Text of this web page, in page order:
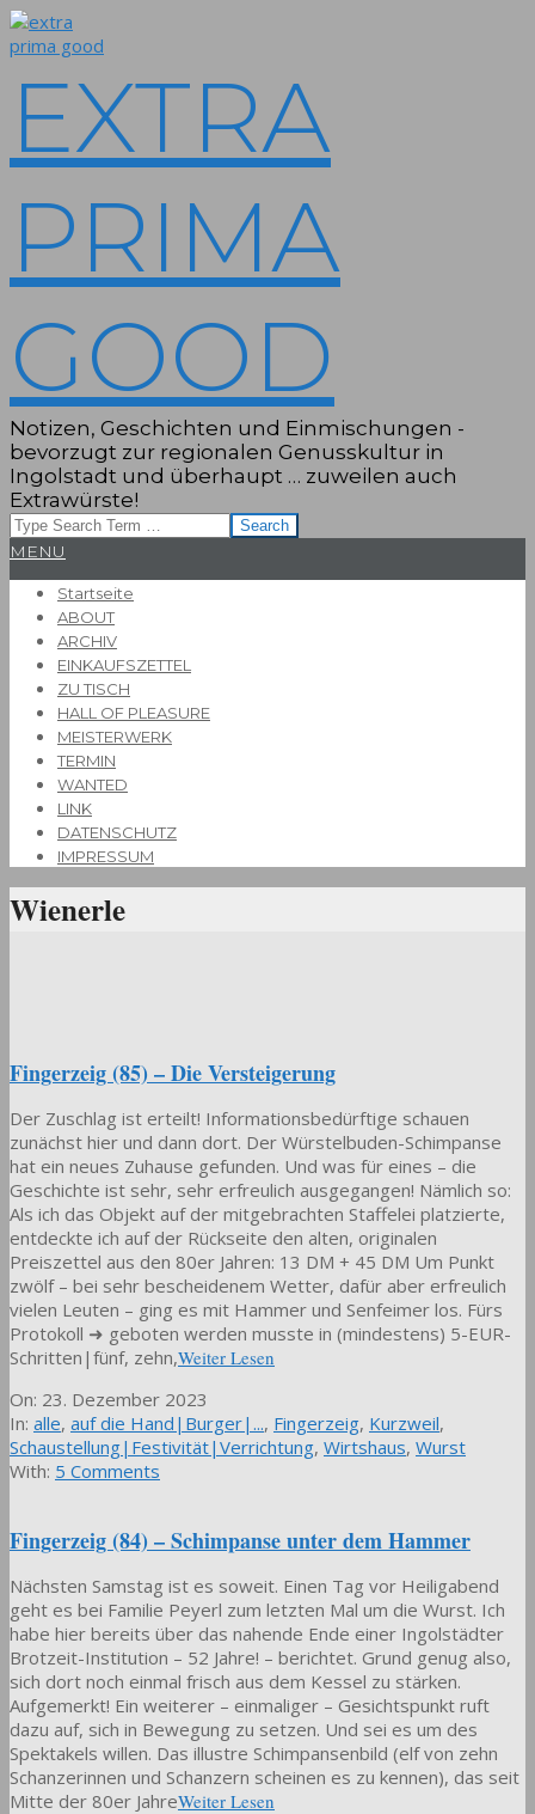
Skip
to
EXTRA
PRIMA
GOOD
Notizen, Geschichten und Einmischungen -
bevorzugt zur regionalen Genusskultur in
Ingolstadt und überhaupt … zuweilen auch
Extrawürste!
Search
Primary
Menu
MENU
Startseite
ABOUT
ARCHIV
EINKAUFSZETTEL
ZU TISCH
HALL OF PLEASURE
MEISTERWERK
TERMIN
WANTED
LINK
DATENSCHUTZ
IMPRESSUM
Wienerle
Fingerzeig (85) – Die Versteigerung
Der Zuschlag ist erteilt! Informationsbedürftige schauen
zunächst hier und dann dort. Der Würstelbuden-Schimpanse
hat ein neues Zuhause gefunden. Und was für eines – die
Geschichte ist sehr, sehr erfreulich ausgegangen! Nämlich so:
Als ich das Objekt auf der mitgebrachten Staffelei platzierte,
entdeckte ich auf der Rückseite den alten, originalen
Preiszettel aus den 80er Jahren: 13 DM + 45 DM Um Punkt
zwölf – bei sehr bescheidenem Wetter, dafür aber erfreulich
vielen Leuten – ging es mit Hammer und Senfeimer los. Fürs
Protokoll ➜ geboten werden musste in (mindestens) 5-EUR-
Schritten|fünf, zehn,Weiter Lesen
2023-
12-
23
On: 23. Dezember 2023
In: alle, auf die Hand|Burger|..., Fingerzeig, Kurzweil,
Schaustellung|Festivität|Verrichtung, Wirtshaus, Wurst
With: 5 Comments
Fingerzeig (84) – Schimpanse unter dem Hammer
Nächsten Samstag ist es soweit. Einen Tag vor Heiligabend
geht es bei Familie Peyerl zum letzten Mal um die Wurst. Ich
habe hier bereits über das nahende Ende einer Ingolstädter
Brotzeit-Institution – 52 Jahre! – berichtet. Grund genug also,
sich dort noch einmal frisch aus dem Kessel zu stärken.
Aufgemerkt! Ein weiterer – einmaliger – Gesichtspunkt ruft
dazu auf, sich in Bewegung zu setzen. Und sei es um des
Spektakels willen. Das illustre Schimpansenbild (elf von zehn
Schanzerinnen und Schanzern scheinen es zu kennen), das seit
Mitte der 80er JahreWeiter Lesen